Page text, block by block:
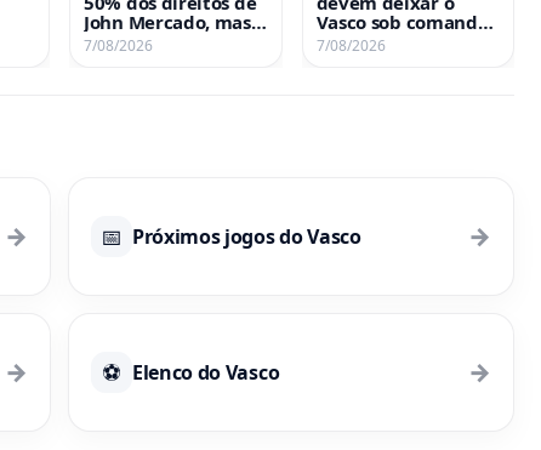
John Mercado, mas
Sparta Praga rejeita
7/08/2026
Vasco sob comando
de Pedro Emanuel
7/08/2026
→ 📅 Próximos jogos do Vasco →
→ ⚽ Elenco do Vasco →